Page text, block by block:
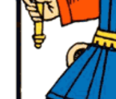
OU
?